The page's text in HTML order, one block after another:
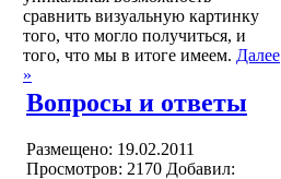
сравнить визуальную картинку
того, что могло получиться, и
того, что мы в итоге имеем. Далее
»
Вопросы и ответы
Размещено: 19.02.2011
Просмотров: 2170 Добавил: